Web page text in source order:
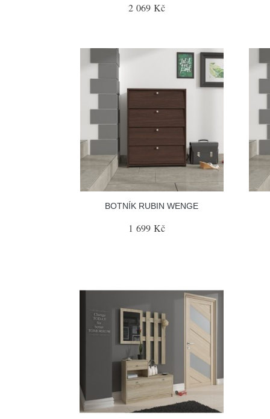
2 069 Kč
BOTNÍK RUBIN WENGE
1 699 Kč